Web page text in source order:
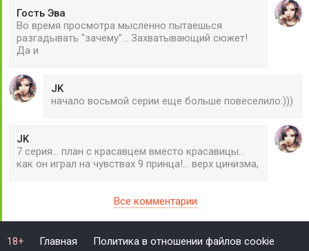
Гость Эва
Во время просмотра мысленно пытаешься
разгадывать "зачему"... Захватывающий сюжет!
Да и
JK
начало восьмой серии еще больше повеселило:)))
JK
7 серия... план с красавцем вместо красавицы...
как он играл на чувствах 9 принца!... верх цинизма,
Все комментарии
18+ Главная Политика в отношении файлов cookie